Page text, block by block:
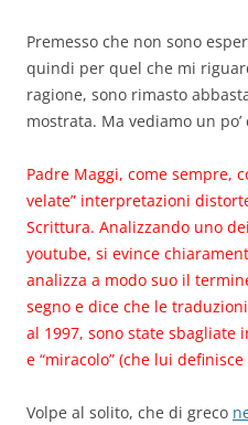
Premesso che non sono
quindi per quel che mi
ragione, sono rimasto
mostrata. Ma vediamo un
Padre Maggi, come sempre,
velate” interpretazioni
Scrittura. Analizzando uno
youtube, si evince
analizza a modo suo il
segno e dice che le
al 1997, sono state sbagliate
e “miracolo” (che lui
Volpe al solito, che di greco